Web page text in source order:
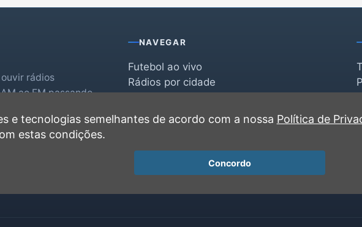
rádios
ao FM passando
NAVEGAR
Futebol ao vivo
Rádios por cidade
Favoritas
e tecnologias semelhantes de acordo com a nossa Política de
estas condições.
Concordo